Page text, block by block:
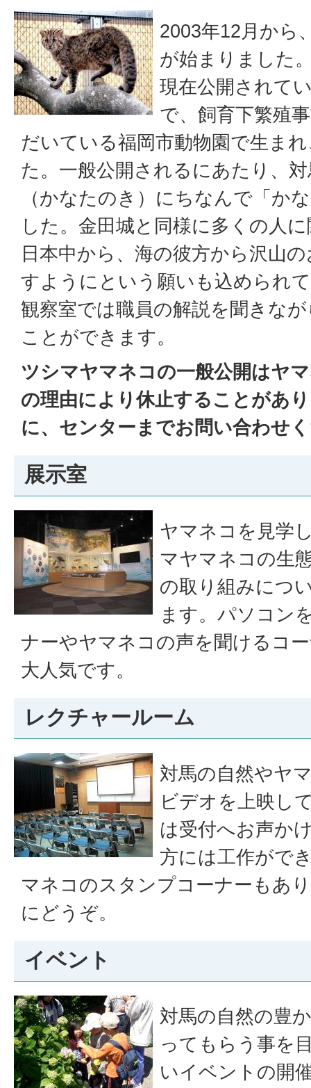
2003年12月から
が始まりました
現在公開されて
で、飼育下繁殖
だいている福岡市動物園で生ま
た。一般公開されるにあたり、
（かなたのき）にちなんで「か
した。金田城と同様に多くの人
日本中から、海の彼方から沢山
すようにという願いも込められ
観察室では職員の解説を聞きな
ことができます。
ツシマヤマネコの一般公開はヤ
の理由により休止することがあ
に、センターまでお問い合わせ
展示室
ヤマネコを見学
マヤマネコの生
の取り組みにつ
ます。パソコン
ナーやヤマネコの声を聞けるコ
大人気です。
レクチャールーム
対馬の自然やヤ
ビデオを上映し
は受付へお声か
方には工作がで
マネコのスタンプコーナーもあ
にどうぞ。
イベント
対馬の自然の豊
ってもらう事を
いイベントの開